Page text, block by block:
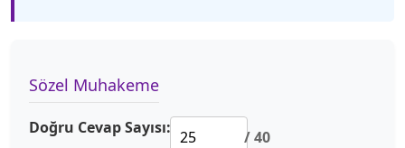
Sözel Muhakeme
Doğru Cevap Sayısı: / 40